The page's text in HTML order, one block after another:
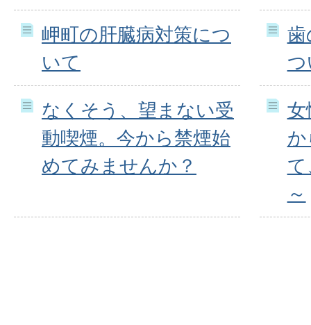
岬町の肝臓病対策につ
いて
歯
なくそう、望まない受
動喫煙。今から禁煙始
めてみませんか？
～